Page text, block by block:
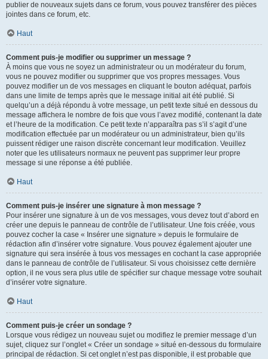
publier de nouveaux sujets dans ce forum, vous pouvez transférer des pièces
jointes dans ce forum, etc.
Haut
Comment puis-je modifier ou supprimer un message ?
À moins que vous ne soyez un administrateur ou un modérateur du forum,
vous ne pouvez modifier ou supprimer que vos propres messages. Vous
pouvez modifier un de vos messages en cliquant le bouton adéquat, parfois
dans une limite de temps après que le message initial ait été publié. Si
quelqu’un a déjà répondu à votre message, un petit texte situé en dessous du
message affichera le nombre de fois que vous l’avez modifié, contenant la date
et l’heure de la modification. Ce petit texte n’apparaîtra pas s’il s’agit d’une
modification effectuée par un modérateur ou un administrateur, bien qu’ils
puissent rédiger une raison discrète concernant leur modification. Veuillez
noter que les utilisateurs normaux ne peuvent pas supprimer leur propre
message si une réponse a été publiée.
Haut
Comment puis-je insérer une signature à mon message ?
Pour insérer une signature à un de vos messages, vous devez tout d’abord en
créer une depuis le panneau de contrôle de l’utilisateur. Une fois créée, vous
pouvez cocher la case « Insérer une signature » depuis le formulaire de
rédaction afin d’insérer votre signature. Vous pouvez également ajouter une
signature qui sera insérée à tous vos messages en cochant la case appropriée
dans le panneau de contrôle de l’utilisateur. Si vous choisissez cette dernière
option, il ne vous sera plus utile de spécifier sur chaque message votre souhait
d’insérer votre signature.
Haut
Comment puis-je créer un sondage ?
Lorsque vous rédigez un nouveau sujet ou modifiez le premier message d’un
sujet, cliquez sur l’onglet « Créer un sondage » situé en-dessous du formulaire
principal de rédaction. Si cet onglet n’est pas disponible, il est probable que